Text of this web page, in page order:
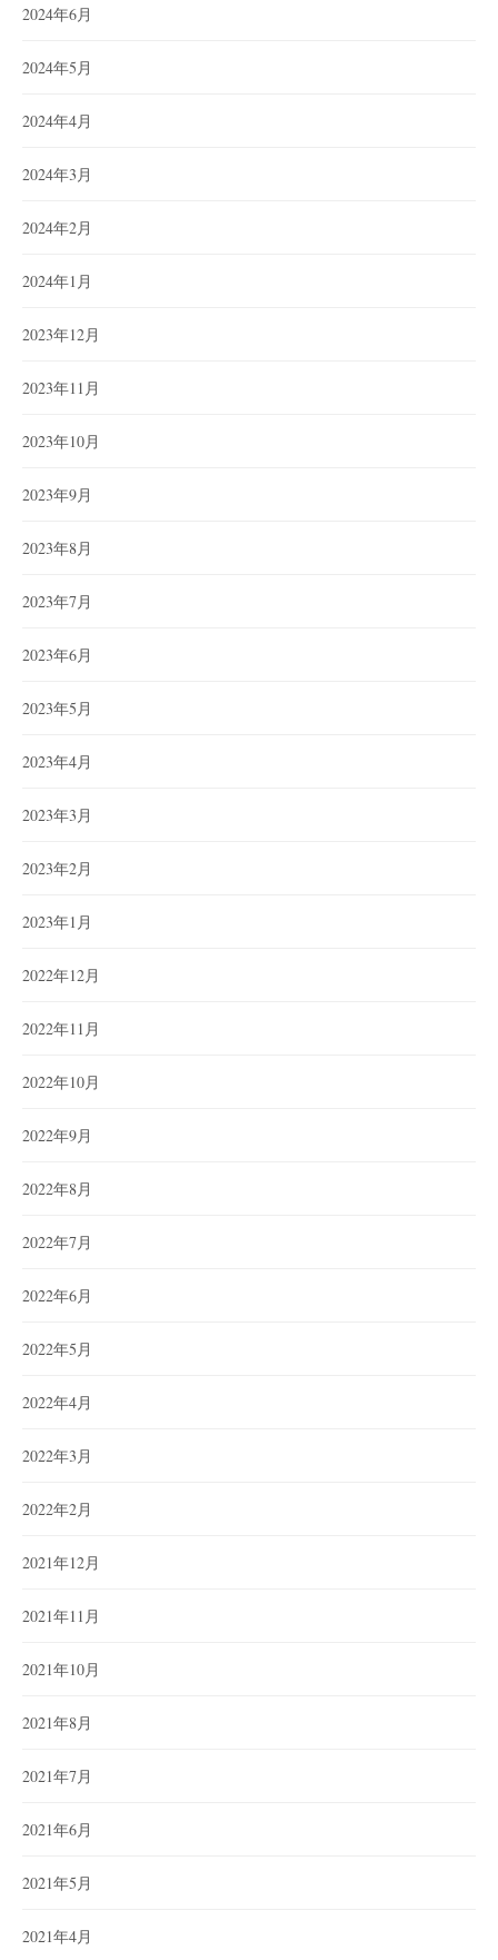
2024年6月
2024年5月
2024年4月
2024年3月
2024年2月
2024年1月
2023年12月
2023年11月
2023年10月
2023年9月
2023年8月
2023年7月
2023年6月
2023年5月
2023年4月
2023年3月
2023年2月
2023年1月
2022年12月
2022年11月
2022年10月
2022年9月
2022年8月
2022年7月
2022年6月
2022年5月
2022年4月
2022年3月
2022年2月
2021年12月
2021年11月
2021年10月
2021年8月
2021年7月
2021年6月
2021年5月
2021年4月